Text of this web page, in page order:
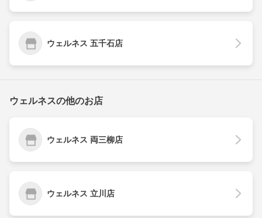
ウェルネス 五千石店
ウェルネスの他のお店
ウェルネス 両三柳店
ウェルネス 立川店